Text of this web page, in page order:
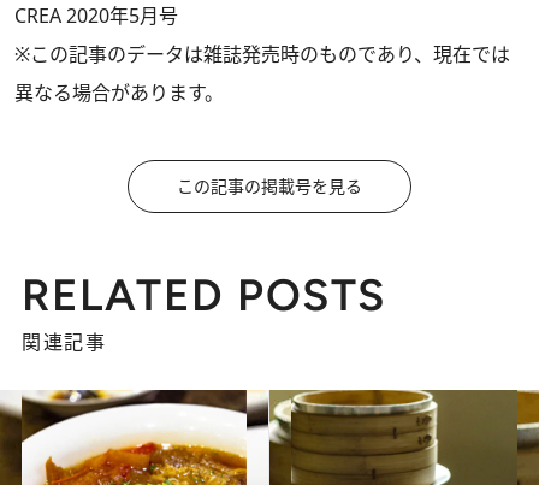
CREA 2020年5月号
※この記事のデータは雑誌発売時のものであり、現在では
異なる場合があります。
この記事の掲載号を見る
RELATED POSTS
関連記事